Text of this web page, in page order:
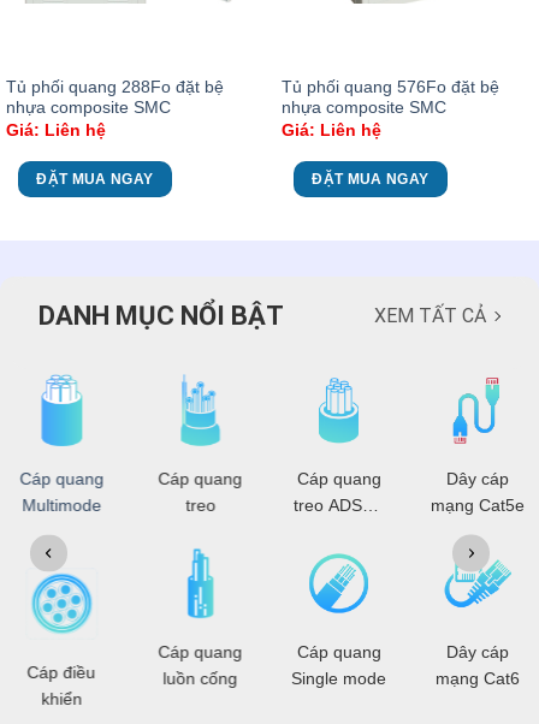
Tủ phối quang 288Fo đặt bệ
nhựa composite SMC
Giá: Liên hệ
ĐẶT MUA NGAY
Tủ phối quang 576Fo đặt bệ
nhựa composite SMC
Giá: Liên hệ
ĐẶT MUA NGAY
DANH MỤC NỔI BẬT XEM TẤT CẢ
Cáp quang
Multimode
Cáp điều
khiển
Cáp quang
treo
Cáp quang
luồn cống
Cáp quang
treo ADSS -
Cáp quang
Single mode
Dây cáp
mạng Cat5e
Dây cáp
mạng Cat6